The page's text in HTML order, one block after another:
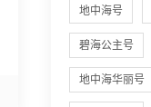
地中海号
碧海公主号
地中海华丽号